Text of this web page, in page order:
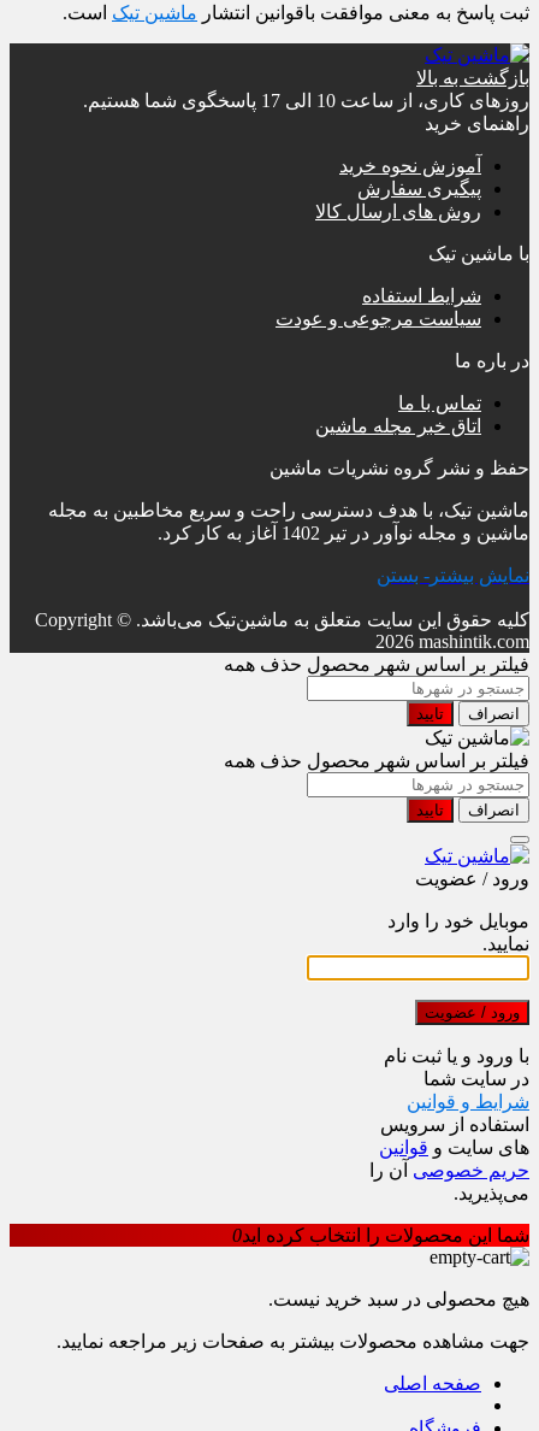
ثبت پاسخ به معنی موافقت باقوانین انتشار ماشین تیک است.
بازگشت به بالا
روزهای کاری، از ساعت 10 الی 17 پاسخگوی شما هستیم.
راهنمای خرید
آموزش نحوه خرید
پیگیری سفارش
روش های ارسال کالا
با ماشین تیک
شرایط استفاده
سیاست مرجوعی و عودت
در باره ما
تماس با ما
اتاق خبر مجله ماشین
حفظ و نشر گروه نشریات ماشین
ماشین تیک، با هدف دسترسی راحت و سریع مخاطبین به مجله
ماشین و مجله نوآور در تیر 1402 آغاز به کار کرد.
نمایش بیشتر - بستن
کلیه حقوق این سایت متعلق به ماشین‌تیک می‌باشد. Copyright ©
2026 mashintik.com
فیلتر بر اساس شهر محصول حذف همه
انصراف تایید
فیلتر بر اساس شهر محصول حذف همه
انصراف تایید
ورود / عضویت
موبایل خود را وارد
نمایید.
ورود / عضویت
با ورود و یا ثبت نام
در سایت شما
شرایط و قوانین
استفاده از سرویس
های سایت و قوانین
حریم خصوصی آن را
می‌پذیرید.
شما این محصولات را انتخاب کرده اید0
هیچ محصولی در سبد خرید نیست.
جهت مشاهده محصولات بیشتر به صفحات زیر مراجعه نمایید.
صفحه اصلی